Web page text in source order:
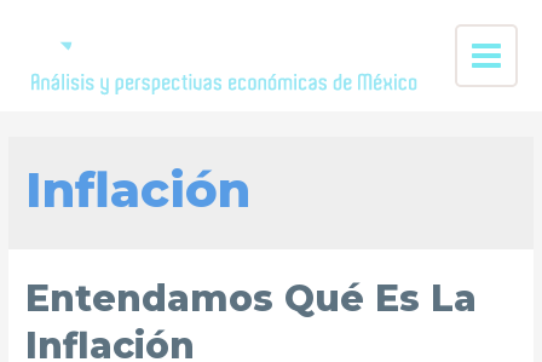
Inflación
Entendamos Qué Es La
Inflación